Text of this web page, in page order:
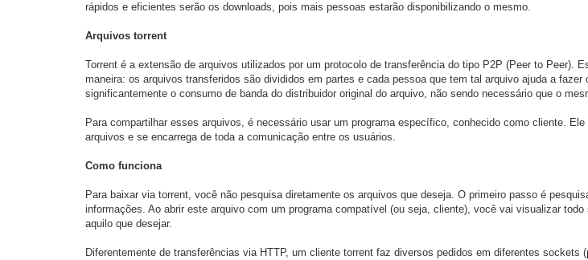
rápidos e eficientes serão os downloads, pois mais pessoas estarão disponibilizando o mesmo.
Arquivos torrent
Torrent é a extensão de arquivos utilizados por um protocolo de transferência do tipo P2P (Peer to Peer).
maneira: os arquivos transferidos são divididos em partes e cada pessoa que tem tal arquivo ajuda a
significantemente o consumo de banda do distribuidor original do arquivo, não sendo necessário que o
Para compartilhar esses arquivos, é necessário usar um programa específico, conhecido como cliente.
arquivos e se encarrega de toda a comunicação entre os usuários.
Como funciona
Para baixar via torrent, você não pesquisa diretamente os arquivos que deseja. O primeiro passo é
informações. Ao abrir este arquivo com um programa compatível (ou seja, cliente), você vai visualizar
aquilo que desejar.
Diferentemente de transferências via HTTP, um cliente torrent faz diversos pedidos em diferentes sockets